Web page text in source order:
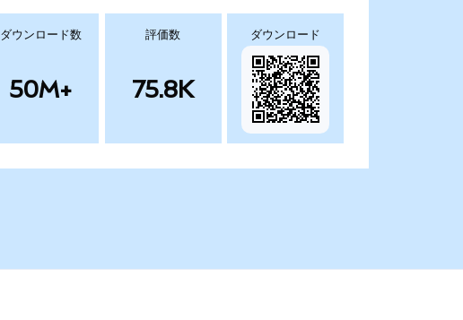
ダウンロード数
50M+
評価数
75.8K
ダウンロード